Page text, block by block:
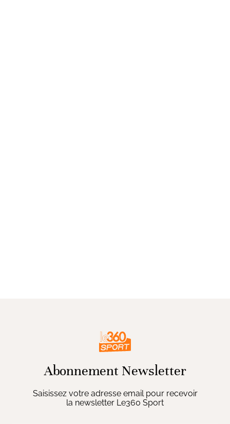
Abonnement Newsletter
Saisissez votre adresse email pour recevoir
la newsletter Le360 Sport